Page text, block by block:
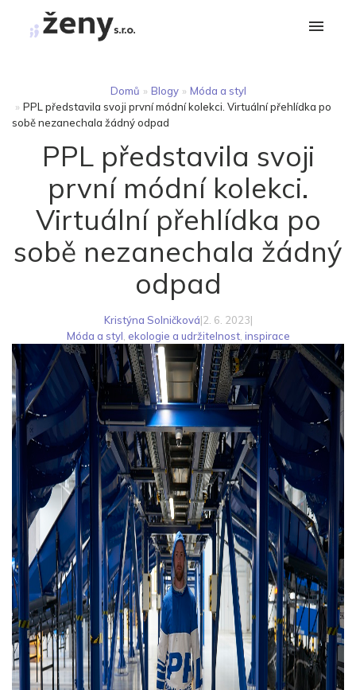
Domů » Blogy » Móda a styl
» PPL představila svoji první módní kolekci. Virtuální přehlídka po
sobě nezanechala žádný odpad
PPL představila svoji
první módní kolekci.
Virtuální přehlídka po
sobě nezanechala žádný
odpad
Kristýna Solničková|2. 6. 2023|
Móda a styl ekologie a udržitelnost, inspirace